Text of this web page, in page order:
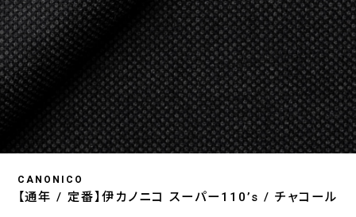
CANONICO
【通年 / 定番】伊カノニコ スーパー110’s / チャコール